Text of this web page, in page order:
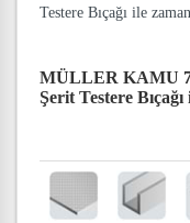
Testere Bıçağı ile
MÜLLER KAMU
Şerit Testere Bıçağı